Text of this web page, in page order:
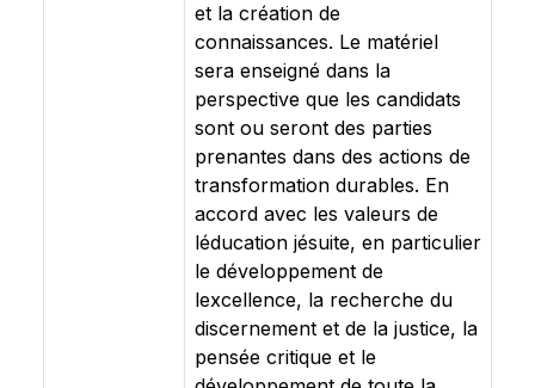
et la création de
connaissances. Le matériel
sera enseigné dans la
perspective que les candidats
sont ou seront des parties
prenantes dans des actions de
transformation durables. En
accord avec les valeurs de
léducation jésuite, en particulier
le développement de
lexcellence, la recherche du
discernement et de la justice, la
pensée critique et le